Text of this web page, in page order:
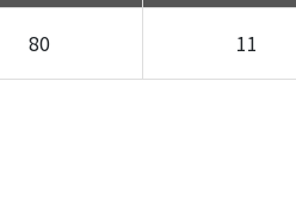
80 11